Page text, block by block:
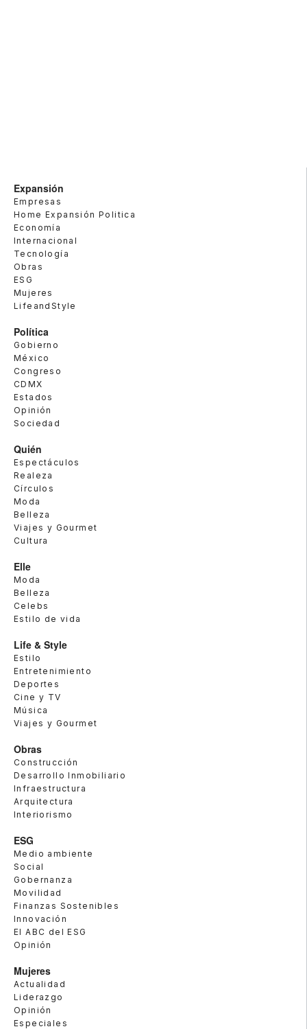
Expansión
Empresas
Home Expansión Politica
Economía
Internacional
Tecnología
Obras
ESG
Mujeres
LifeandStyle
Política
Gobierno
México
Congreso
CDMX
Estados
Opinión
Sociedad
Quién
Espectáculos
Realeza
Círculos
Moda
Belleza
Viajes y Gourmet
Cultura
Elle
Moda
Belleza
Celebs
Estilo de vida
Life & Style
Estilo
Entretenimiento
Deportes
Cine y TV
Música
Viajes y Gourmet
Obras
Construcción
Desarrollo Inmobiliario
Infraestructura
Arquitectura
Interiorismo
ESG
Medio ambiente
Social
Gobernanza
Movilidad
Finanzas Sostenibles
Innovación
El ABC del ESG
Opinión
Mujeres
Actualidad
Liderazgo
Opinión
Especiales